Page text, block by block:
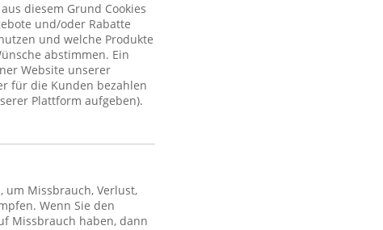
diesem Grund Cookies
und/oder Rabatte
und welche Produkte
abstimmen. Ein
Website unserer
für die Kunden bezahlen
Plattform aufgeben).
um Missbrauch, Verlust,
Wenn Sie den
Missbrauch haben, dann